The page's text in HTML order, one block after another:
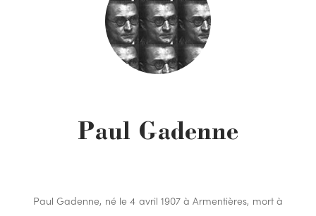
Paul Gadenne
Paul Gadenne, né le 4 avril 1907 à Armentières, mort à